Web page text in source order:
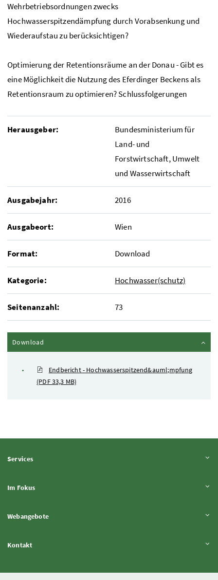
Wehrbetriebsordnungen zwecks
Hochwasserspitzendämpfung durch Vorabsenkung und
Wiederaufstau zu berücksichtigen?
Optimierung der Retentionsräume an der Donau - Gibt es
eine Möglichkeit die Nutzung des Eferdinger Beckens als
Retentionsraum zu optimieren? Schlussfolgerungen
Herausgeber:
Bundesministerium für
Land- und
Forstwirtschaft, Umwelt
und Wasserwirtschaft
Ausgabejahr: 2016
Ausgabeort: Wien
Format: Download
Kategorie: Hochwasser(schutz)
Seitenanzahl: 73
Download
Endbericht - Hochwasserspitzend&auml;mpfung
(PDF 33,3 MB)
ServicesInhalt aufklappen
Im FokusInhalt aufklappen
WebangeboteInhalt aufklappen
KontaktInhalt aufklappen